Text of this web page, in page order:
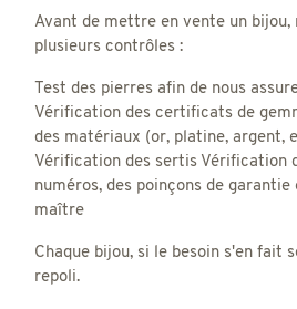
Avant de mettre en vente un bijou,
plusieurs contrôles :
Test des pierres afin de nous
Vérification des certificats de
des matériaux (or, platine, argent,
Vérification des sertis Vérification
numéros, des poinçons de garantie
maître
Chaque bijou, si le besoin s'en fait
repoli.